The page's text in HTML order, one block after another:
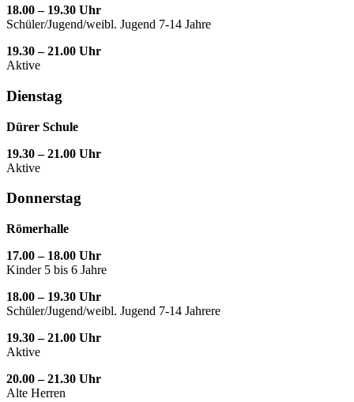
18.00 – 19.30 Uhr
Schüler/Jugend/weibl. Jugend 7-14 Jahre
19.30 – 21.00 Uhr
Aktive
Dienstag
Dürer Schule
19.30 – 21.00 Uhr
Aktive
Donnerstag
Römerhalle
17.00 – 18.00 Uhr
Kinder 5 bis 6 Jahre
18.00 – 19.30 Uhr
Schüler/Jugend/weibl. Jugend 7-14 Jahrere
19.30 – 21.00 Uhr
Aktive
20.00 – 21.30 Uhr
Alte Herren